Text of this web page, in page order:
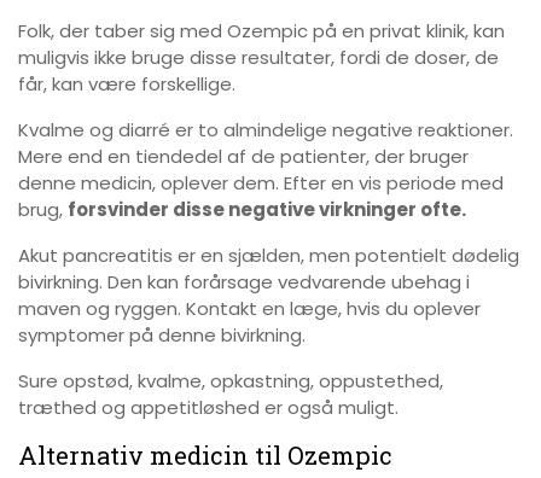
Folk, der taber sig med Ozempic på en privat klinik, kan
muligvis ikke bruge disse resultater, fordi de doser, de
får, kan være forskellige.
Kvalme og diarré er to almindelige negative reaktioner.
Mere end en tiendedel af de patienter, der bruger
denne medicin, oplever dem. Efter en vis periode med
brug, forsvinder disse negative virkninger ofte.
Akut pancreatitis er en sjælden, men potentielt dødelig
bivirkning. Den kan forårsage vedvarende ubehag i
maven og ryggen. Kontakt en læge, hvis du oplever
symptomer på denne bivirkning.
Sure opstød, kvalme, opkastning, oppustethed,
træthed og appetitløshed er også muligt.
Alternativ medicin til Ozempic